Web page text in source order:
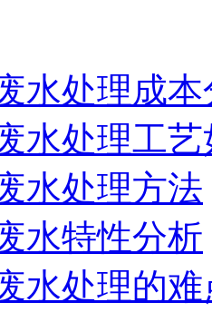
水处理成
水处理工
水处理方法
水特性分析
水处理的